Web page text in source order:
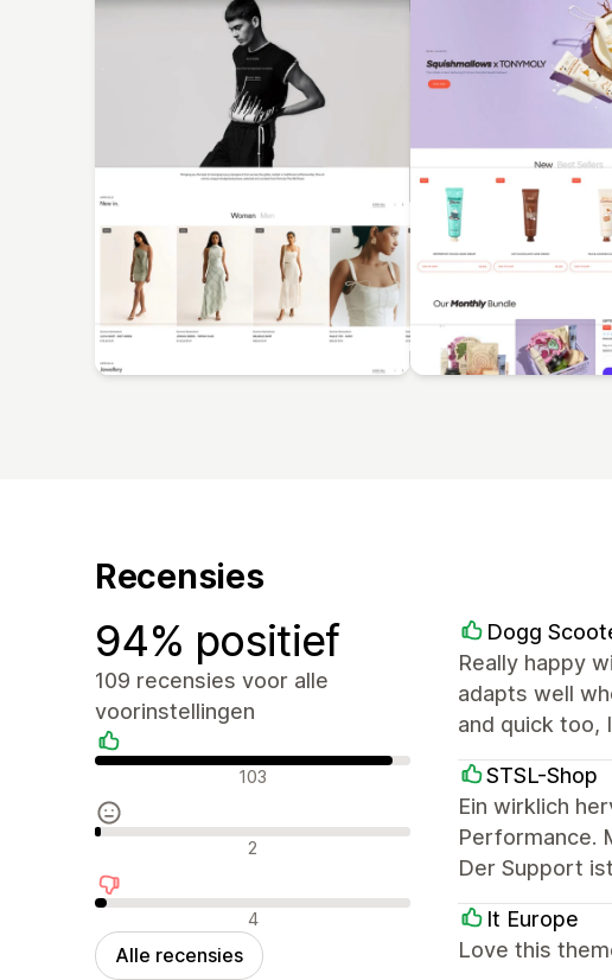
Recensies
94% positief
109 recensies voor alle
voorinstellingen
Positieve recensies
103
Neutrale recensies2
Negatieve recensies
4
Alle recensies
Dogg
Really happy
adapts well
and quick too,
STSL-Shop
Ein wirklich
Performance.
Der Support
It Europe
Love this